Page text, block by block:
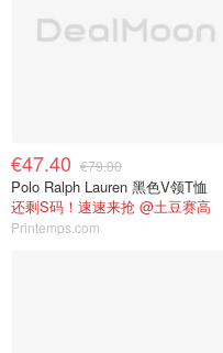
€47.40 €79.00
Polo Ralph Lauren 黑色V领T恤
还剩S码！速速来抢 @土豆赛高
Printemps.com